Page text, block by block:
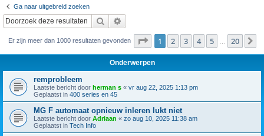
Ga naar uitgebreid zoeken
Zoek
Er zijn meer dan 1000 resultaten gevonden Pagina van 20
1 2 3 4 5 20
Onderwerpen
remprobleem
Laatste bericht door herman s « vr aug 22, 2025 1:13 pm
Geplaatst in 400 series en 45
MG F automaat opnieuw inleren lukt niet
Laatste bericht door Adriaan « zo aug 10, 2025 11:38 am
Geplaatst in Tech Info